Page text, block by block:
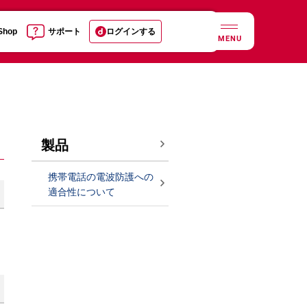
サポート ログインする
MENU
製品
携帯電話の電波防護への
適合性について